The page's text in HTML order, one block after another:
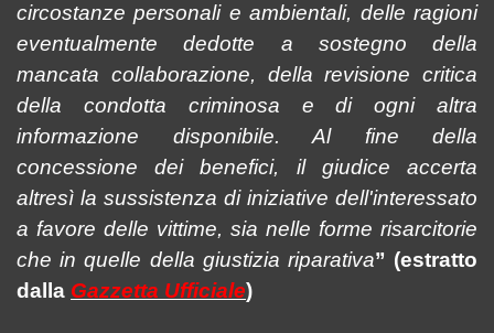
circostanze personali e ambientali, delle ragioni
eventualmente dedotte a sostegno della
mancata collaborazione, della revisione critica
della condotta criminosa e di ogni altra
informazione disponibile. Al fine della
concessione dei benefici, il giudice accerta
altresì la sussistenza di iniziative dell'interessato
a favore delle vittime, sia nelle forme risarcitorie
che in quelle della giustizia riparativa” (estratto
dalla Gazzetta Ufficiale)